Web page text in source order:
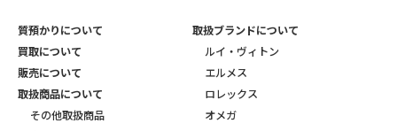
質預かりについて
買取について
販売について
取扱商品について
その他取扱商品
取扱ブランドについて
ルイ・ヴィトン
エルメス
ロレックス
オメガ